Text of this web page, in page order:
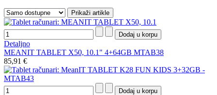
Detaljno
MEANIT TABLET X50, 10.1" 4+64GB MTAB38
85,91 €